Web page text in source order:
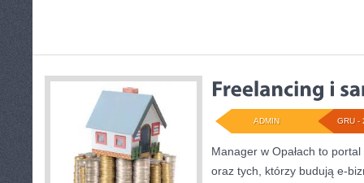
GRU -
ADMIN
Manager w Opałach to
oraz tych, którzy budują e-